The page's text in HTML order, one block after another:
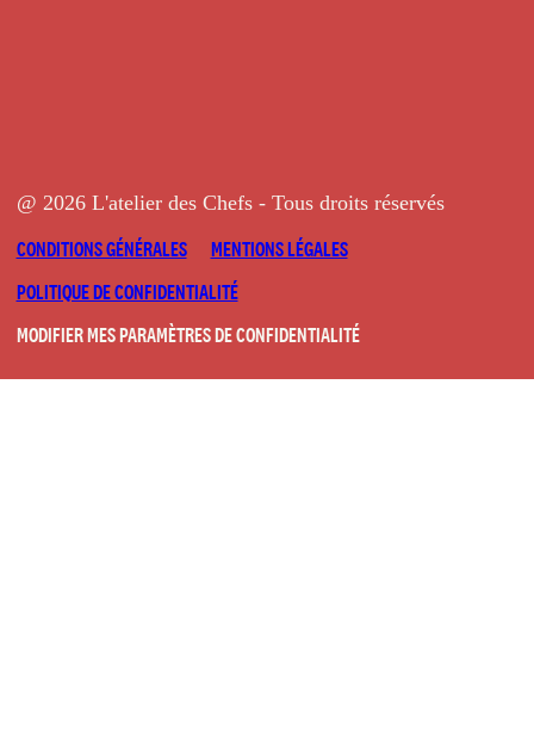
@ 2026 L'atelier des Chefs - Tous droits réservés
CONDITIONS GÉNÉRALES
MENTIONS LÉGALES
POLITIQUE DE CONFIDENTIALITÉ
MODIFIER MES PARAMÈTRES DE CONFIDENTIALITÉ